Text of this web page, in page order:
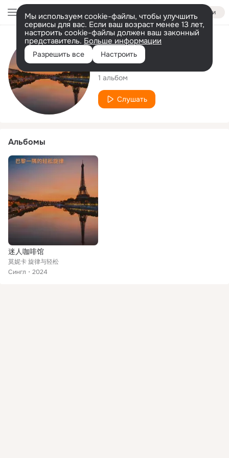
Войти
Мы используем cookie-файлы, чтобы улучшить
сервисы для вас. Если ваш возраст менее 13 лет,
настроить cookie-файлы должен ваш законный
представитель. Больше информации
Разрешить все Настроить
Исполнитель
莫妮卡 旋律与轻松
1 альбом
Слушать
Альбомы
迷人咖啡馆
莫妮卡 旋律与轻松
Сингл
2024